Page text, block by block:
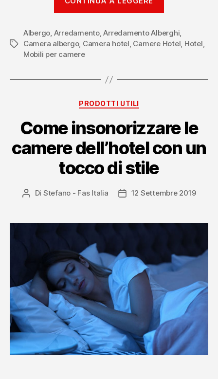
cabina
igienizzante
abiti”
Tag
Albergo, Arredamento,Arredamento Alberghi,
Camera albergo, Camera hotel, Camere Hotel, Hotel,
Mobili per camere
Categorie
PRODOTTI UTILI
Come insonorizzare le
camere dell’hotel con un
tocco di stile
Autore
Di Stefano - Fas Italia
Data12 Settembre 2019